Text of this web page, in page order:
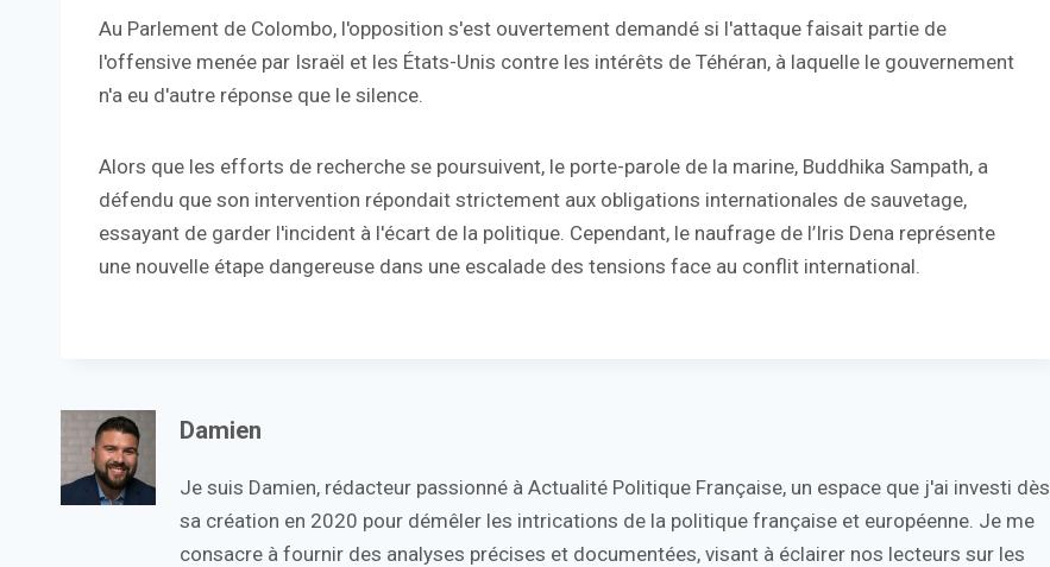
Au Parlement de Colombo, l'opposition s'est ouvertement demandé si l'attaque faisait partie de
l'offensive menée par Israël et les États-Unis contre les intérêts de Téhéran, à laquelle le gouvernement
n'a eu d'autre réponse que le silence.
Alors que les efforts de recherche se poursuivent, le porte-parole de la marine, Buddhika Sampath, a
défendu que son intervention répondait strictement aux obligations internationales de sauvetage,
essayant de garder l'incident à l'écart de la politique. Cependant, le naufrage de l’Iris Dena représente
une nouvelle étape dangereuse dans une escalade des tensions face au conflit international.
Damien
Je suis Damien, rédacteur passionné à Actualité Politique Française, un espace que j'ai investi dès
sa création en 2020 pour démêler les intrications de la politique française et européenne. Je me
consacre à fournir des analyses précises et documentées, visant à éclairer nos lecteurs sur les